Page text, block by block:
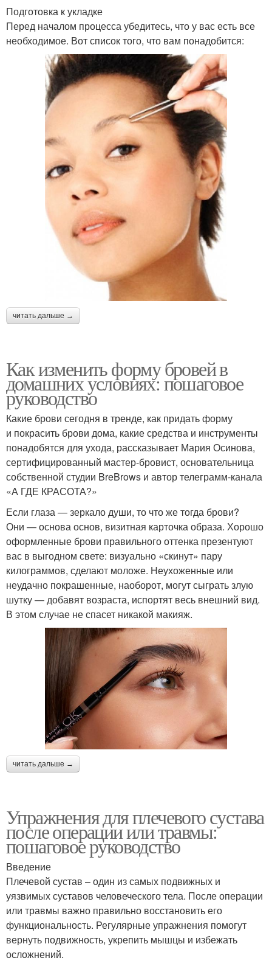
Подготовка к укладке
Перед началом процесса убедитесь, что у вас есть все
необходимое. Вот список того, что вам понадобится:
читать дальше →
Как изменить форму бровей в
домашних условиях: пошаговое
руководство
Какие брови сегодня в тренде, как придать форму
и покрасить брови дома, какие средства и инструменты
понадобятся для ухода, рассказывает Мария Осинова,
сертифицированный мастер-бровист, основательница
собственной студии BreBrows и автор телеграмм-канала
«А ГДЕ КРАСОТА?»
Если глаза — зеркало души, то что же тогда брови?
Они — основа основ, визитная карточка образа. Хорошо
оформленные брови правильного оттенка презентуют
вас в выгодном свете: визуально «скинут» пару
килограммов, сделают моложе. Неухоженные или
неудачно покрашенные, наоборот, могут сыграть злую
шутку — добавят возраста, испортят весь внешний вид.
В этом случае не спасет никакой макияж.
читать дальше →
Упражнения для плечевого сустава
после операции или травмы:
пошаговое руководство
Введение
Плечевой сустав – один из самых подвижных и
уязвимых суставов человеческого тела. После операции
или травмы важно правильно восстановить его
функциональность. Регулярные упражнения помогут
вернуть подвижность, укрепить мышцы и избежать
осложнений.